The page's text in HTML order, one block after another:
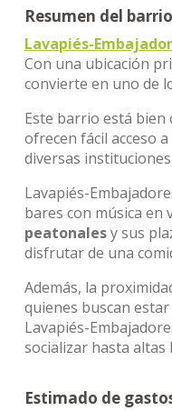
Resumen del barrio
Lavapiés-
Con una ubicación
convierte en uno de
Este barrio está bien
ofrecen fácil acceso
diversas
Lavapiés-
bares con música en
peatonalesy sus
disfrutar de una
Además, la
quienes buscan
Lavapiés-
socializar hasta altas
Estimado de